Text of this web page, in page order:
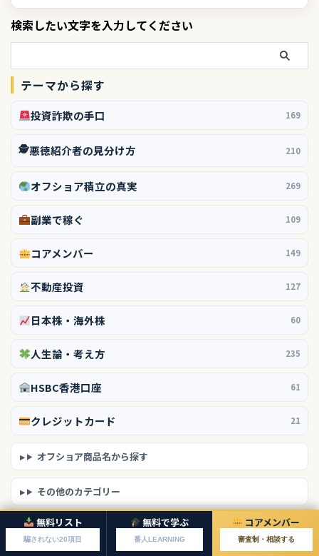
検索したい文字を入力してください
テーマから探す
投資詐欺の手口 169
🕵️悪徳紹介者の見分け方 210
オフショア積立の真実 269
副業で稼ぐ 109
コアメンバー 149
不動産投資 127
日本株・海外株 60
人生論・考え方 235
HSBC香港口座 61
クレジットカード 21
オフショア商品名から探す
その他のカテゴリー
無料リスト
騙されない20項目
無料で学ぶ
番人LEARNING
コアメンバー
審査制・相談する